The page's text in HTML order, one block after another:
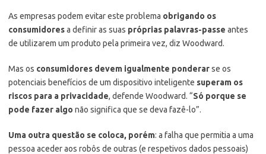
As empresas podem evitar este problema obrigando os
consumidoresa definir as suas próprias palavras-passe antes
de utilizarem um produto pela primeira vez, diz Woodward.
Mas os consumidores devem igualmente ponderarse os
potenciais benefícios de um dispositivo inteligente superam os
riscos para a privacidade, defende Woodward. “Só porque se
pode fazer algo não significa que se deva fazê-lo”.
Uma outra questão se coloca, porém: a falha que permitia a uma
pessoa aceder aos robôs de outras (e respetivos dados pessoais)